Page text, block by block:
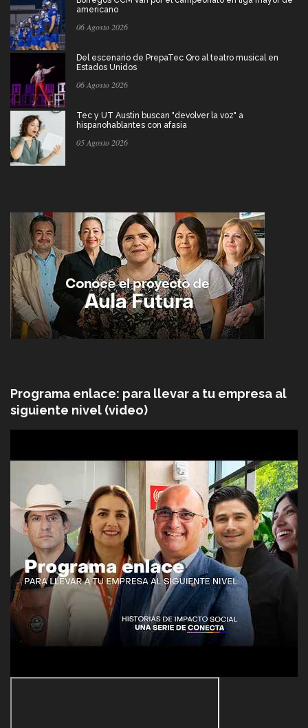
americano
06 Agosto 2026
Del escenario de PrepaTec Qro al teatro musical en
Estados Unidos
06 Agosto 2026
Tec y UT Austin buscan "devolver la voz" a
hispanohablantes con afasia
05 Agosto 2026
Programa enlace: para llevar a tu empresa al
siguiente nivel (video)